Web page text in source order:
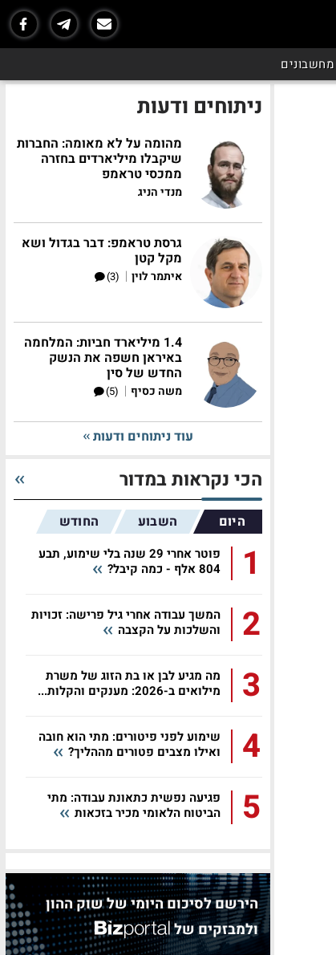
מחשבונים
ניתוחים ודעות
מהומה על לא מאומה: החברות
שיקבלו מיליארדים בחזרה
ממכסי טראמפ
מנדי הניג
גרסת טראמפ: דבר בגדול ושא
מקל קטן
איתמר לוין |
(3)
1.4 מיליארד חביות: המלחמה
באיראן חשפה את הנשק
החדש של סין
משה כסיף |
(5)
עוד ניתוחים ודעות
הכי נקראות במדור
היום השבוע החודש
1
פוטר אחרי 29 שנה בלי שימוע, תבע
804 אלף - כמה קיבל?
2
המשך עבודה אחרי גיל פרישה: זכויות
והשלכות על הקצבה
3
מה מגיע לבן או בת הזוג של משרת
מילואים ב-2026: מענקים והקלות...
4
שימוע לפני פיטורים: מתי הוא חובה
ואילו מצבים פטורים מההליך?
5
פגיעה נפשית כתאונת עבודה: מתי
הביטוח הלאומי מכיר בזכאות
הירשם לסיכום היומי של שוק ההון
ולמבזקים של